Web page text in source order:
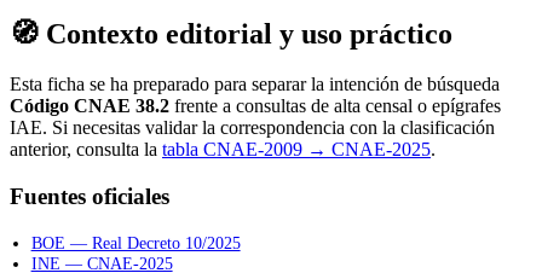
🧭 Contexto editorial y uso práctico
Esta ficha se ha preparado para separar la intención de búsqueda
Código CNAE 38.2 frente a consultas de alta censal o epígrafes
IAE. Si necesitas validar la correspondencia con la clasificación
anterior, consulta la tabla CNAE-2009 → CNAE-2025.
Fuentes oficiales
BOE — Real Decreto 10/2025
INE — CNAE-2025